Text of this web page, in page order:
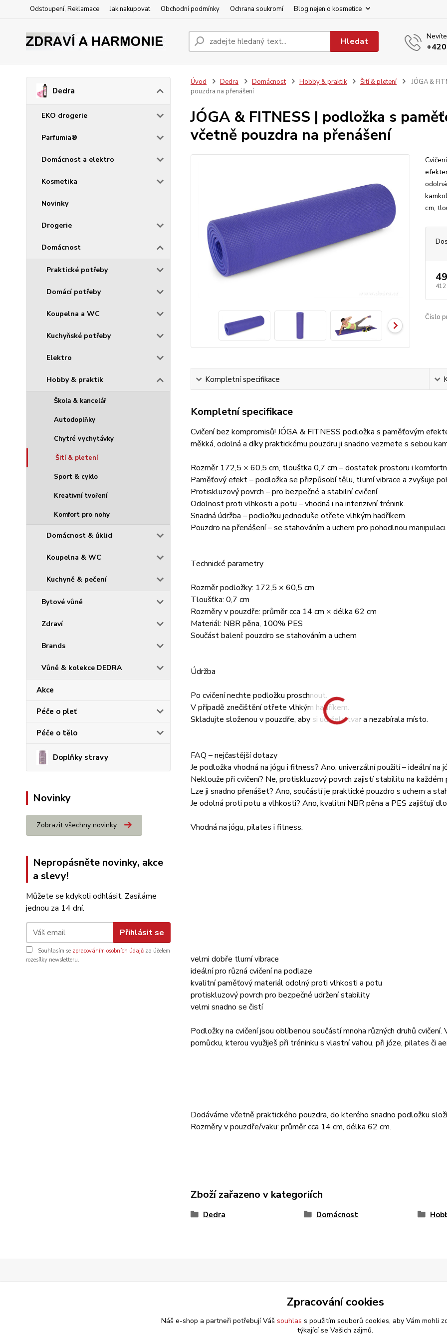
Odstoupení, Reklamace Jak nakupovat Obchodní podmínky Ochrana soukromí Blog nejen o kosmetice
Hledat
Dedra
EKO drogerie
Parfumia®
Domácnost a elektro
Kosmetika
Novinky
Drogerie
Domácnost
Praktické potřeby
Domácí potřeby
Koupelna a WC
Kuchyňské potřeby
Elektro
Hobby & praktik
Škola & kancelář
Autodoplňky
Chytré vychytávky
Šití & pletení
Sport & cyklo
Kreativní tvoření
Komfort pro nohy
Domácnost & úklid
Koupelna & WC
Kuchyně & pečení
Bytové vůně
Zdraví
Brands
Vůně & kolekce DEDRA
Akce
Péče o pleť
Péče o tělo
Doplňky stravy
Novinky
Zobrazit všechny novinky
Nepropásněte novinky, akce
a slevy!
Můžete se kdykoli odhlásit. Zasíláme
jednou za 14 dní.
Přihlásit se
Souhlasím se zpracováním osobních údajů za účelem
rozesílky newsletteru.
Úvod Dedra Domácnost Hobby & praktik Šití & pletení
JÓGA &
pouzdra na přenášení
JÓGA & FITNESS | podložka s
včetně pouzdra na přenášení
cm,
412
Číslo
Kompletní specifikace
Kompletní specifikace
Cvičení bez kompromisů! JÓGA & FITNESS podložka s paměťovým
měkká, odolná a díky praktickému pouzdru ji snadno vezmete s sebou
Rozměr 172,5 × 60,5 cm, tloušťka 0,7 cm – dostatek prostoru i
Paměťový efekt – podložka se přizpůsobí tělu, tlumí vibrace a zvyšuje
Protiskluzový povrch – pro bezpečné a stabilní cvičení.
Odolnost proti vlhkosti a potu – vhodná i na intenzivní trénink.
Snadná údržba – podložku jednoduše otřete vlhkým hadříkem.
Pouzdro na přenášení – se stahováním a uchem pro pohodlnou manipulaci.
Technické parametry
Rozměr podložky: 172,5 × 60,5 cm
Tloušťka: 0,7 cm
Rozměry v pouzdře: průměr cca 14 cm × délka 62 cm
Materiál: NBR pěna, 100% PES
Součást balení: pouzdro se stahováním a uchem
Údržba
Po cvičení nechte podložku proschnout.
V případě znečištění otřete vlhkým hadříkem.
Skladujte složenou v pouzdře, aby si udržela tvar a nezabírala místo.
FAQ – nejčastější dotazy
Je podložka vhodná na jógu i fitness? Ano, univerzální použití – ideální na
Neklouže při cvičení? Ne, protiskluzový povrch zajistí stabilitu na každém
Lze ji snadno přenášet? Ano, součástí je praktické pouzdro s uchem a
Je odolná proti potu a vlhkosti? Ano, kvalitní NBR pěna a PES zajišťují
Vhodná na jógu, pilates i fitness.
velmi dobře tlumí vibrace
ideální pro různá cvičení na podlaze
kvalitní paměťový materiál odolný proti vlhkosti a potu
protiskluzový povrch pro bezpečné udržení stability
velmi snadno se čistí
Podložky na cvičení jsou oblíbenou součástí mnoha různých druhů
pomůcku, kterou využiješ při tréninku s vlastní vahou, při józe, pilates či
Dodáváme včetně praktického pouzdra, do kterého snadno podložku
Rozměry v pouzdře/vaku: průměr cca 14 cm, délka 62 cm.
Zboží zařazeno v kategoriích
Dedra Domácnost
Zpracování cookies
Náš e-shop a partneři potřebují Váš souhlas s použitím souborů cookies, aby Vám mohli
týkající se Vašich zájmů.